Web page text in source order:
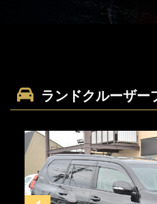
ランドクルーザー